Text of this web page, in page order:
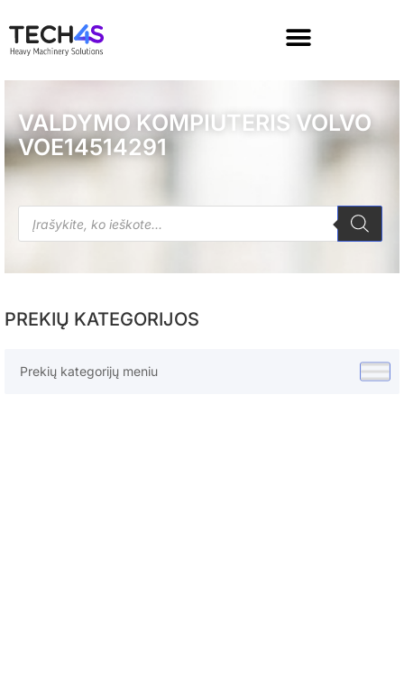
VALDYMO KOMPIUTERIS VOLVO
VOE14514291
PREKIŲ KATEGORIJOS
Prekių kategorijų meniu